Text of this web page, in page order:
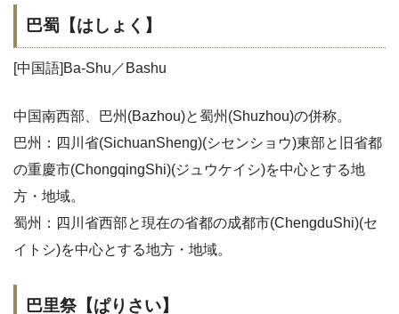
巴蜀【はしょく】
[中国語]Ba-Shu／Bashu
中国南西部、巴州(Bazhou)と蜀州(Shuzhou)の併称。
巴州：四川省(SichuanSheng)(シセンショウ)東部と旧省都
の重慶市(ChongqingShi)(ジュウケイシ)を中心とする地
方・地域。
蜀州：四川省西部と現在の省都の成都市(ChengduShi)(セ
イトシ)を中心とする地方・地域。
巴里祭【ぱりさい】